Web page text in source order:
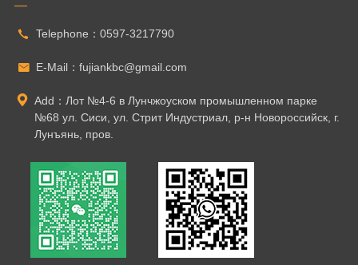
Telephone： 0597-3217790
E-Mail： fujiankbc@gmail.com
Add：Лот №4-6 в Лунчжоуском промышленном парке
№68 ул. Сиси, ул. Стрит Индустриал, р-н Новороссийск, г.
Лунъянь, пров.